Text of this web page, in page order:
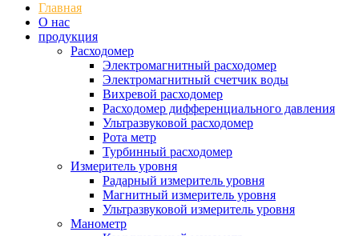
Главная
О нас
продукция
Расходомер
Электромагнитный расходомер
Электромагнитный счетчик воды
Вихревой расходомер
Расходомер дифференциального давления
Ультразвуковой расходомер
Рота метр
Турбинный расходомер
Измеритель уровня
Радарный измеритель уровня
Магнитный измеритель уровня
Ультразвуковой измеритель уровня
Манометр